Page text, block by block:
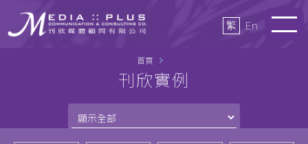
繁 En
首頁
刊欣實例